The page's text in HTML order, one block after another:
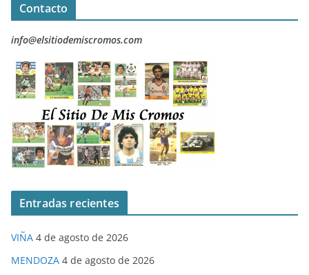
Contacto
info@elsitiodemiscromos.com
Entradas recientes
VIÑA 4 de agosto de 2026
MENDOZA 4 de agosto de 2026